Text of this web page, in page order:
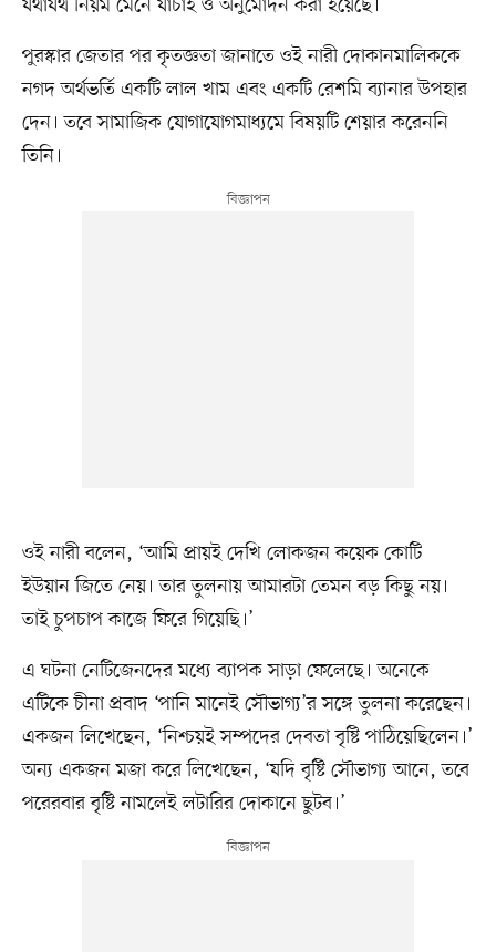
পুরস্কার জেতার পর কৃতজ্ঞতা জানাতে ওই নারী দোকানমালিককে
নগদ অর্থভর্তি একটি লাল খাম এবং একটি রেশমি ব্যানার উপহার
দেন। তবে সামাজিক যোগাযোগমাধ্যমে বিষয়টি শেয়ার করেননি
তিনি।
ওই নারী বলেন, ‘আমি প্রায়ই দেখি লোকজন কয়েক কোটি
ইউয়ান জিতে নেয়। তার তুলনায় আমারটা তেমন বড় কিছু নয়।
তাই চুপচাপ কাজে ফিরে গিয়েছি।’
এ ঘটনা নেটিজেনদের মধ্যে ব্যাপক সাড়া ফেলেছে। অনেকে
এটিকে চীনা প্রবাদ ‘পানি মানেই সৌভাগ্য’র সঙ্গে তুলনা করেছেন।
একজন লিখেছেন, ‘নিশ্চয়ই সম্পদের দেবতা বৃষ্টি পাঠিয়েছিলেন।’
অন্য একজন মজা করে লিখেছেন, ‘যদি বৃষ্টি সৌভাগ্য আনে, তবে
পরেরবার বৃষ্টি নামলেই লটারির দোকানে ছুটব।’